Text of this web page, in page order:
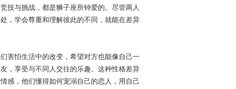
技与挑战，都是狮子座所钟爱的。尽管两人
，学会尊重和理解彼此的不同，就能在差异
害怕生活中的改变，希望对方也能像自己一
，享受与不同人交往的乐趣。这种性格差异
感，他们懂得如何宠溺自己的恋人，用自己